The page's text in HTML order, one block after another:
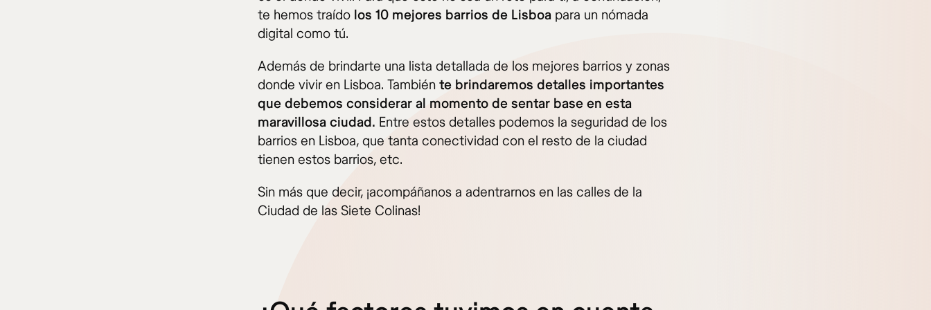
te hemos traído los 10 mejores barrios de Lisboa para un nómada
digital como tú.
Además de brindarte una lista detallada de los mejores barrios y zonas
donde vivir en Lisboa. También te brindaremos detalles importantes
que debemos considerar al momento de sentar base en esta
maravillosa ciudad. Entre estos detalles podemos la seguridad de los
barrios en Lisboa, que tanta conectividad con el resto de la ciudad
tienen estos barrios, etc.
Sin más que decir, ¡acompáñanos a adentrarnos en las calles de la
Ciudad de las Siete Colinas!